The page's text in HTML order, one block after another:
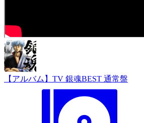
【アルバム】TV 銀魂BEST 通常盤